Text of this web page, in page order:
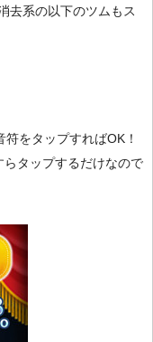
去系の以下のツムもス
をタップすればOK！
タップするだけなので